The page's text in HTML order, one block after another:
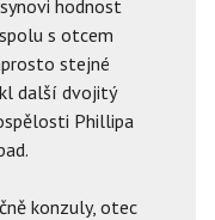
hodnost
s otcem
stejné
další dvojitý
Phillipa
konzuly, otec